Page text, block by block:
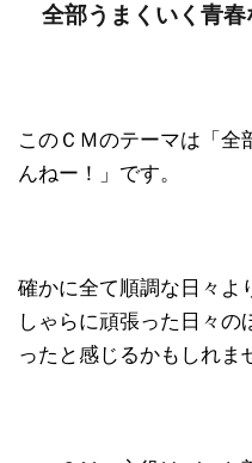
全部うまくいく青春
このＣＭのテーマは「全
んねー！」です。
確かに全て順調な日々よ
しゃらに頑張った日々
ったと感じるかもしれま